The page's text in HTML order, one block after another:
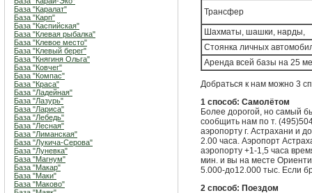
База "Каралат"
База "Карп"
База "Каспийская"
База "Клевая рыбалка"
База "Клевое место"
База "Клевый берег"
База "Княгиня Ольга"
База "Ковчег"
База "Компас"
База "Краса"
База "Ладейная"
База "Лазурь"
База "Лариса"
База "Лебедь"
База "Лесная"
База "Лиманская"
База "Лукича-Серова"
База "Луневка"
База "Магнум"
База "Макар"
База "Маки"
База "Маково"
Трансфер
Шахматы, шашки, нарды,
Стоянка личных
Аренда всей базы на 25
Добраться к нам можно 3
1 способ: Самолётом
Более дорогой, но самый
сообщить нам по т.
аэропорту г. Астрахани и
2.00 часа. Аэропорт
аэропорту +1-1,5 часа
мин. и вы на месте
5.000-до12.000 тыс. Если
2 способ: Поездом